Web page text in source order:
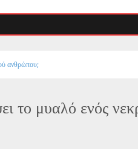
ανθρώπου;
το μυαλό ενός